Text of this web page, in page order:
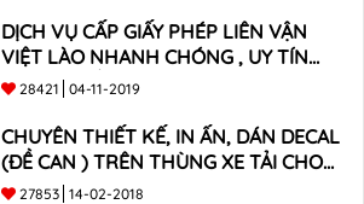
DỊCH VỤ CẤP GIẤY PHÉP LIÊN VẬN
VIỆT LÀO NHANH CHÓNG , UY TÍN
TOÀN QUỐC
28421 04-11-2019
CHUYÊN THIẾT KẾ, IN ẤN, DÁN DECAL
(ĐỀ CAN ) TRÊN THÙNG XE TẢI CHO
CÔNG TY
27853 14-02-2018